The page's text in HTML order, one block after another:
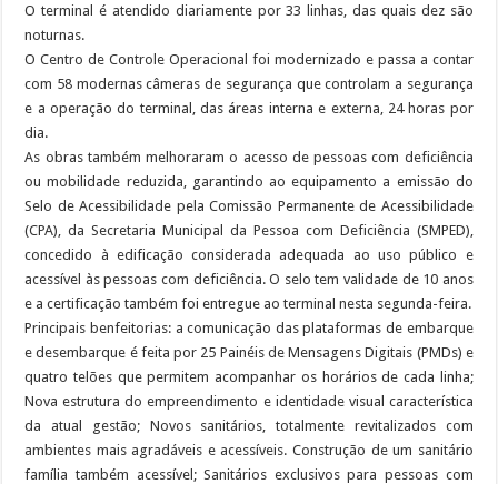
O terminal é atendido diariamente por 33 linhas, das quais dez são
noturnas.
O Centro de Controle Operacional foi modernizado e passa a contar
com 58 modernas câmeras de segurança que controlam a segurança
e a operação do terminal, das áreas interna e externa, 24 horas por
dia.
As obras também melhoraram o acesso de pessoas com deficiência
ou mobilidade reduzida, garantindo ao equipamento a emissão do
Selo de Acessibilidade pela Comissão Permanente de Acessibilidade
(CPA), da Secretaria Municipal da Pessoa com Deficiência (SMPED),
concedido à edificação considerada adequada ao uso público e
acessível às pessoas com deficiência. O selo tem validade de 10 anos
e a certificação também foi entregue ao terminal nesta segunda-feira.
Principais benfeitorias: a comunicação das plataformas de embarque
e desembarque é feita por 25 Painéis de Mensagens Digitais (PMDs) e
quatro telões que permitem acompanhar os horários de cada linha;
Nova estrutura do empreendimento e identidade visual característica
da atual gestão; Novos sanitários, totalmente revitalizados com
ambientes mais agradáveis e acessíveis. Construção de um sanitário
família também acessível; Sanitários exclusivos para pessoas com